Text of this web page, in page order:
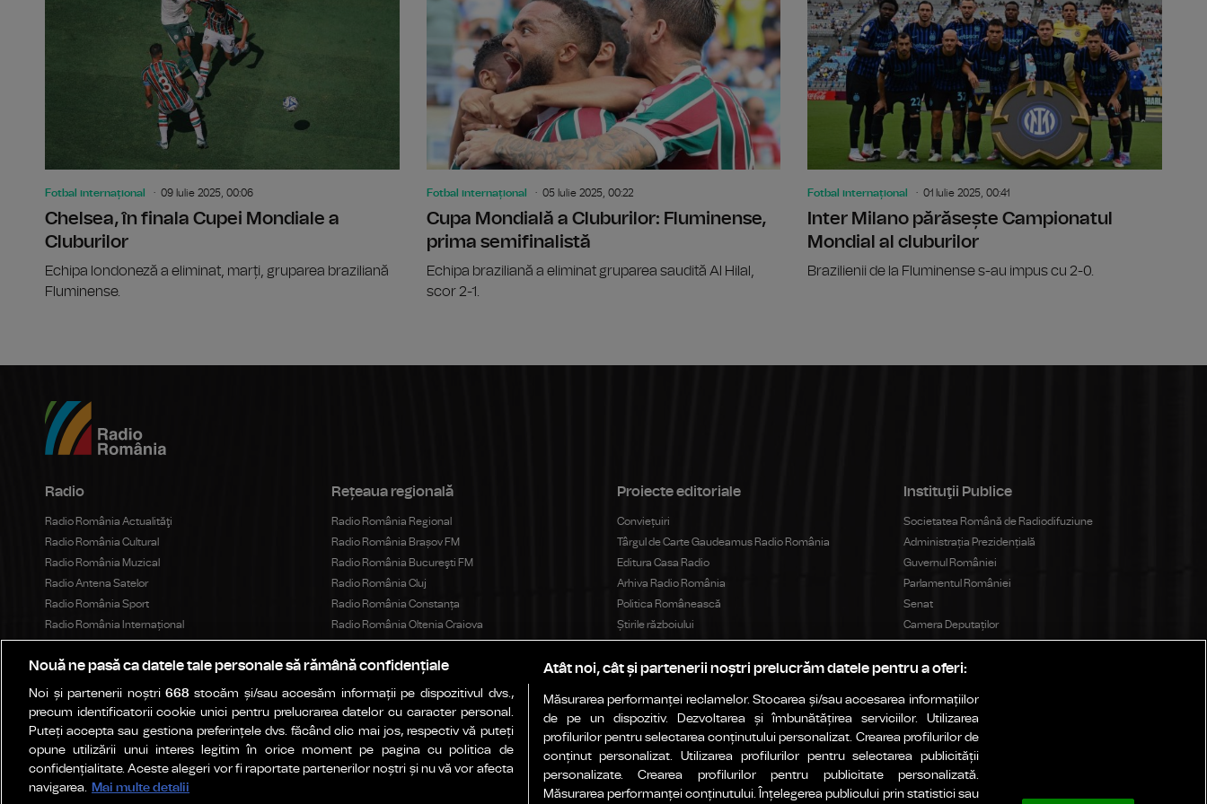
Fotbal internațional 09 Iulie 2025, 00:06
Chelsea, în finala Cupei Mondiale a
Cluburilor
Echipa londoneză a eliminat, marți, gruparea braziliană
Fluminense.
Fotbal internațional 05 Iulie 2025, 00:22
Cupa Mondială a Cluburilor: Fluminense,
prima semifinalistă
Echipa braziliană a eliminat gruparea saudită Al Hilal,
scor 2-1.
Fotbal internațional 01 Iulie 2025, 00:41
Inter Milano părăsește Campionatul
Mondial al cluburilor
Brazilienii de la Fluminense s-au impus cu 2-0.
Radio
Radio România Actualităţi
Radio România Cultural
Radio România Muzical
Radio Antena Satelor
Radio România Sport
Radio România Internațional
Radio România Chișinău
Teatrul Național Radiofonic
eTeatru.ro
Rețeaua regională
Radio România Regional
Radio România Brașov FM
Radio România Bucureşti FM
Radio România Cluj
Radio România Constanța
Radio România Oltenia Craiova
Radio România Reșița
Radio România Târgu Mureș
Radio România Timișoara
Bukaresti Rádió Románia
Kolozsvári Rádió Románia
Marosvásárhelyi Rádió Románia
Proiecte editoriale
Conviețuiri
Târgul de Carte Gaudeamus Radio România
Editura Casa Radio
Arhiva Radio România
Politica Românească
Știrile războiului
România de Nota 10
Work and Live
Agenţie de presă
Rador Radio România
Instituţii Publice
Societatea Română de Radiodifuziune
Administrația Prezidențială
Guvernul României
Parlamentul României
Senat
Camera Deputaților
Nouă ne pasă ca datele tale personale să rămână confidențiale
Noi și partenerii noștri668 stocăm și/sau accesăm informații pe dispozitivul dvs.,
precum identificatorii cookie unici pentru prelucrarea datelor cu caracter personal.
Puteți accepta sau gestiona preferințele dvs. făcând clic mai jos, respectiv vă puteți
opune utilizării unui interes legitim în orice moment pe pagina cu politica de
confidențialitate. Aceste alegeri vor fi raportate partenerilor noștri și nu vă vor afecta
navigarea.
Mai multe detalii
Atât noi, cât și partenerii noștri prelucrăm datele pentru a oferi:
Măsurarea performanței reclamelor. Stocarea și/sau accesarea informațiilor
de pe un dispozitiv. Dezvoltarea și îmbunătățirea serviciilor. Utilizarea
profilurilor pentru selectarea conținutului personalizat. Crearea profilurilor de
conținut personalizat. Utilizarea profilurilor pentru selectarea publicității
personalizate. Crearea profilurilor pentru publicitate personalizată.
Măsurarea performanței conținutului. Înțelegerea publicului prin statistici sau